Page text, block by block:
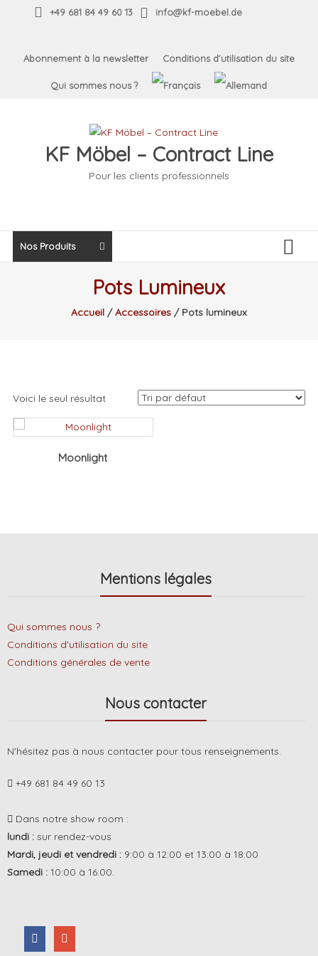
+49 681 84 49 60 13 info@kf-moebel.de
Abonnement à la newsletter Conditions d’utilisation du site
Qui sommes nous ?
KF Möbel – Contract Line
Pour les clients professionnels
Nos Produits
Pots Lumineux
Accueil/Accessoires/ Pots lumineux
Voici le seul résultat
Moonlight
Mentions légales
Qui sommes nous ?
Conditions d'utilisation du site
Conditions générales de vente
Nous contacter
N'hésitez pas à nous contacter pour tous renseignements.
+49 681 84 49 60 13
Dans notre show room :
lundi : sur rendez-vous
Mardi, jeudi et vendredi :9:00 à 12:00 et 13:00 à 18:00
Samedi : 10:00 à 16:00.